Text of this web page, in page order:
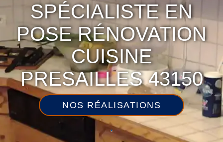
SPÉCIALISTE EN
POSE RÉNOVATION
CUISINE
PRESAILLES 43150
NOS RÉALISATIONS